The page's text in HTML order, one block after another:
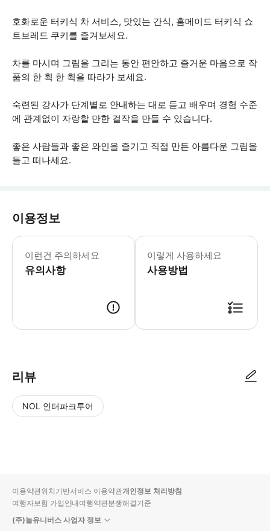
호화로운 터키식 차 서비스, 맛있는 간식, 홈메이드 터키식 쇼
트브레드 쿠키를 즐겨보세요.
차를 마시며 그림을 그리는 동안 편안하고 즐거운 마음으로 작
품의 한 획 한 획을 따라가 보세요.
숙련된 강사가 단계별로 안내하는 대로 듣고 배우며 경험 수준
에 관계없이 자랑할 만한 걸작을 만들 수 있습니다.
좋은 사람들과 좋은 와인을 즐기고 직접 만든 아름다운 그림을
들고 떠나세요.
이용정보
이런건 주의하세요
유의사항
* 소요시간 : 150분 (옵션에 따라 소요
이렇게 사용하세요
사용방법
리뷰
NOL 인터파크투어
입니
다.
순
상
이용약관위치기반서비스 이용약관개인정보 처리방침
여행자보험 가입안내여행약관분쟁해결기준
(주)놀유니버스 사업자 정보